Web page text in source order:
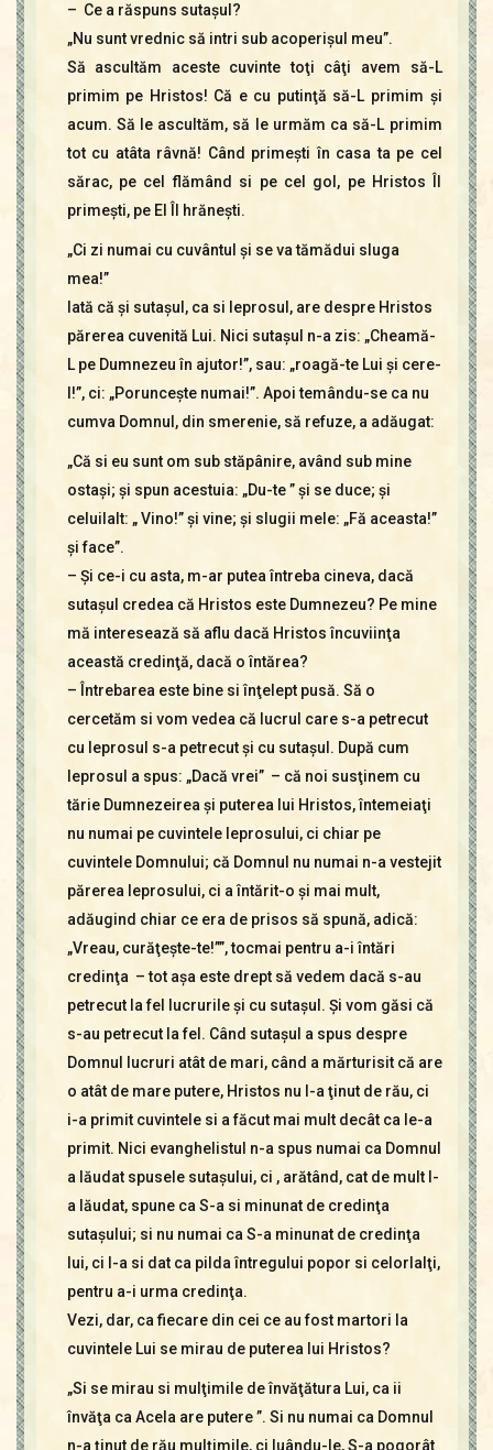
– Ce a răspuns sutaşul?
„Nu sunt vrednic să intri sub acoperişul meu”.
Să ascultăm aceste cuvinte toţi câţi avem să-L
primim pe Hristos! Că e cu putinţă să-L primim şi
acum. Să le ascultăm, să le urmăm ca să-L primim
tot cu atâta râvnă! Când primeşti în casa ta pe cel
sărac, pe cel flămând si pe cel gol, pe Hristos Îl
primeşti, pe El Îl hrăneşti.
„Ci zi numai cu cuvântul şi se va tămădui sluga
mea!”
Iată că şi sutaşul, ca si leprosul, are despre Hristos
părerea cuvenită Lui. Nici sutaşul n-a zis: „Cheamă-
L pe Dumnezeu în ajutor!”, sau: „roagă-te Lui şi cere-
I!”, ci: „Porunceşte numai!”. Apoi temându-se ca nu
cumva Domnul, din smerenie, să refuze, a adăugat:
„Că si eu sunt om sub stăpânire, având sub mine
ostaşi; şi spun acestuia: „Du-te ” şi se duce; şi
celuilalt: „ Vino!” şi vine; şi slugii mele: „Fă aceasta!”
şi face”.
– Şi ce-i cu asta, m-ar putea întreba cineva, dacă
sutaşul credea că Hristos este Dumnezeu? Pe mine
mă interesează să aflu dacă Hristos încuviinţa
această credinţă, dacă o întărea?
– Întrebarea este bine si înţelept pusă. Să o
cercetăm si vom vedea că lucrul care s-a petrecut
cu leprosul s-a petrecut şi cu sutaşul. După cum
leprosul a spus: „Dacă vrei” – că noi susţinem cu
tărie Dumnezeirea şi puterea lui Hristos, întemeiaţi
nu numai pe cuvintele leprosului, ci chiar pe
cuvintele Domnului; că Domnul nu numai n-a vestejit
părerea leprosului, ci a întărit-o şi mai mult,
adăugind chiar ce era de prisos să spună, adică:
„Vreau, curăţeşte-te!””, tocmai pentru a-i întări
credinţa – tot aşa este drept să vedem dacă s-au
petrecut la fel lucrurile şi cu sutaşul. Şi vom găsi că
s-au petrecut la fel. Când sutaşul a spus despre
Domnul lucruri atât de mari, când a mărturisit că are
o atât de mare putere, Hristos nu l-a ţinut de rău, ci
i-a primit cuvintele si a făcut mai mult decât ca le-a
primit. Nici evanghelistul n-a spus numai ca Domnul
a lăudat spusele sutaşului, ci , arătând, cat de mult l-
a lăudat, spune ca S-a si minunat de credinţa
sutaşului; si nu numai ca S-a minunat de credinţa
lui, ci l-a si dat ca pilda întregului popor si celorlalţi,
pentru a-i urma credinţa.
Vezi, dar, ca fiecare din cei ce au fost martori la
cuvintele Lui se mirau de puterea lui Hristos?
„Si se mirau si mulţimile de învăţătura Lui, ca ii
învăţa ca Acela are putere ”. Si nu numai ca Domnul
n-a ţinut de rău mulţimile, ci luându-le, S-a pogorât